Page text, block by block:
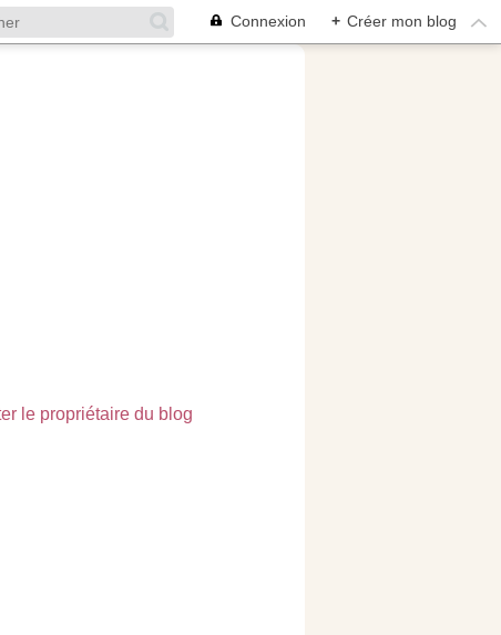
Connexion + Créer mon blog
le propriétaire du blog